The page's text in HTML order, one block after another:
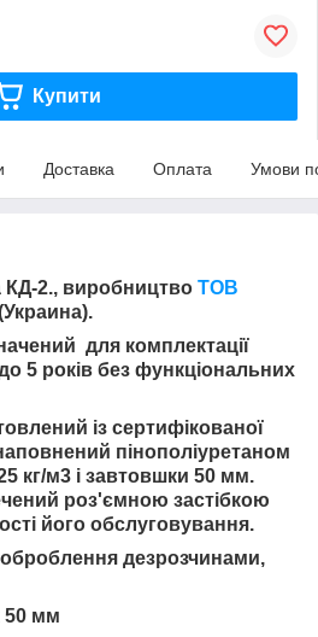
Купити
Доставка Оплата Умови
КД-2., виробництво ТОВ
для комплектації
5 років без функціональних
із сертифікованої
пінополіуретаном
кг/м3 і завтовшки 50 мм.
роз'ємною застібкою
його обслуговування.
дезрозчинами,
50 мм